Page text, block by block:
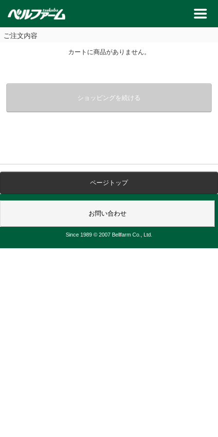
ご注文内容
カートに商品がありません。
ショッピングを続ける
ページトップ
お問い合わせ
Since 1989 © 2007 Bellfarm Co., Ltd.